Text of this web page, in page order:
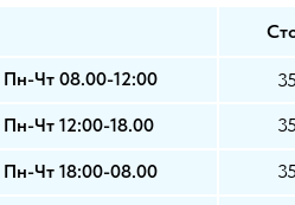
Пн-Чт 08.00-12:00
Пн-Чт 12:00-18.00
Пн-Чт 18:00-08.00